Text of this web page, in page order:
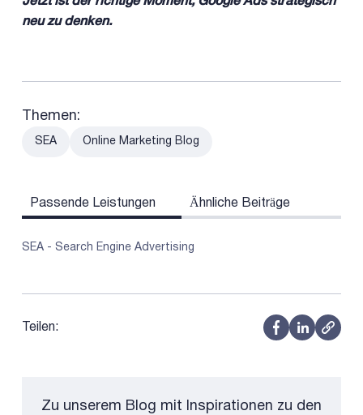
neu zu denken.
Themen:
SEA Online Marketing Blog
Passende Leistungen Ähnliche Beiträge
SEA - Search Engine Advertising
Teilen:
Zu unserem Blog mit Inspirationen zu den